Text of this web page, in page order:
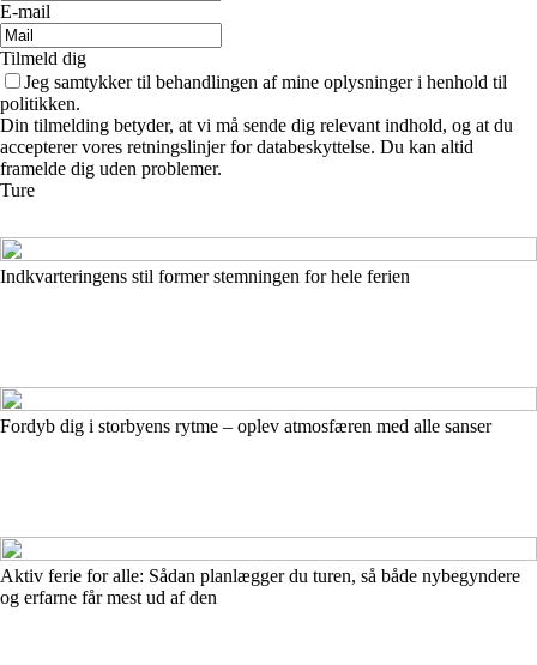
E-mail
Tilmeld dig
Jeg samtykker til behandlingen af mine oplysninger i henhold til
politikken.
Din tilmelding betyder, at vi må sende dig relevant indhold, og at du
accepterer vores retningslinjer for databeskyttelse. Du kan altid
framelde dig uden problemer.
Ture
Indkvarteringens stil former stemningen for hele ferien
Fordyb dig i storbyens rytme – oplev atmosfæren med alle sanser
Aktiv ferie for alle: Sådan planlægger du turen, så både nybegyndere
og erfarne får mest ud af den